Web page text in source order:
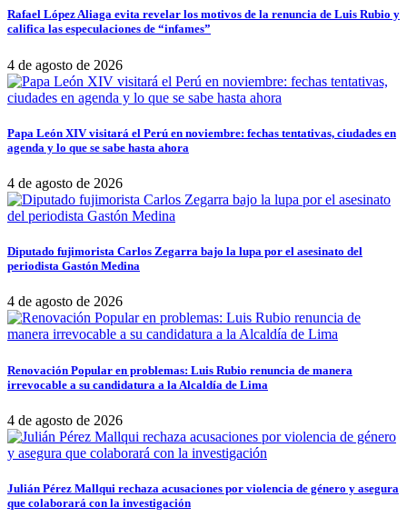
Rafael López Aliaga evita revelar los motivos de la renuncia de Luis Rubio y
califica las especulaciones de “infames”
4 de agosto de 2026
Papa León XIV visitará el Perú en noviembre: fechas tentativas, ciudades en
agenda y lo que se sabe hasta ahora
4 de agosto de 2026
Diputado fujimorista Carlos Zegarra bajo la lupa por el asesinato del
periodista Gastón Medina
4 de agosto de 2026
Renovación Popular en problemas: Luis Rubio renuncia de manera
irrevocable a su candidatura a la Alcaldía de Lima
4 de agosto de 2026
Julián Pérez Mallqui rechaza acusaciones por violencia de género y asegura
que colaborará con la investigación